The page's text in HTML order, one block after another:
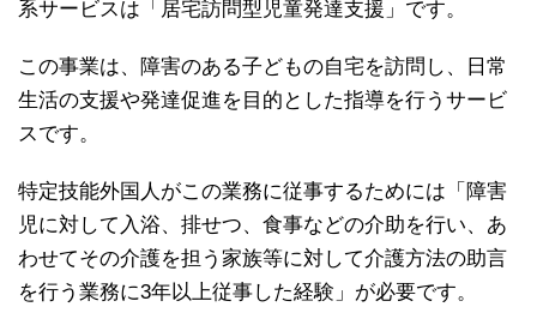
系サービスは「居宅訪問型児童発達支援」です。
この事業は、障害のある子どもの自宅を訪問し、日常
生活の支援や発達促進を目的とした指導を行うサービ
スです。
特定技能外国人がこの業務に従事するためには「障害
児に対して入浴、排せつ、食事などの介助を行い、あ
わせてその介護を担う家族等に対して介護方法の助言
を行う業務に3年以上従事した経験」が必要です。